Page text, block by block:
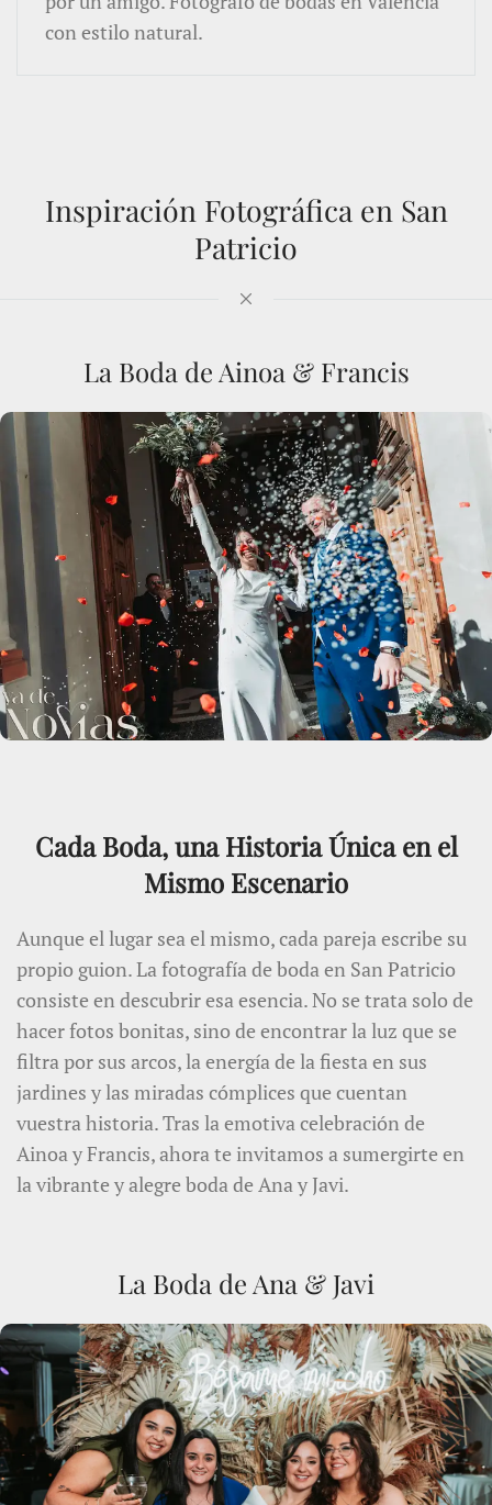
con estilo natural.
Inspiración Fotográfica en San
Patricio
La Boda de Ainoa & Francis
Cada Boda, una Historia Única en el
Mismo Escenario
Aunque el lugar sea el mismo, cada pareja escribe su
propio guion. La fotografía de boda en San Patricio
consiste en descubrir esa esencia. No se trata solo de
hacer fotos bonitas, sino de encontrar la luz que se
filtra por sus arcos, la energía de la fiesta en sus
jardines y las miradas cómplices que cuentan
vuestra historia. Tras la emotiva celebración de
Ainoa y Francis, ahora te invitamos a sumergirte en
la vibrante y alegre boda de Ana y Javi.
La Boda de Ana & Javi